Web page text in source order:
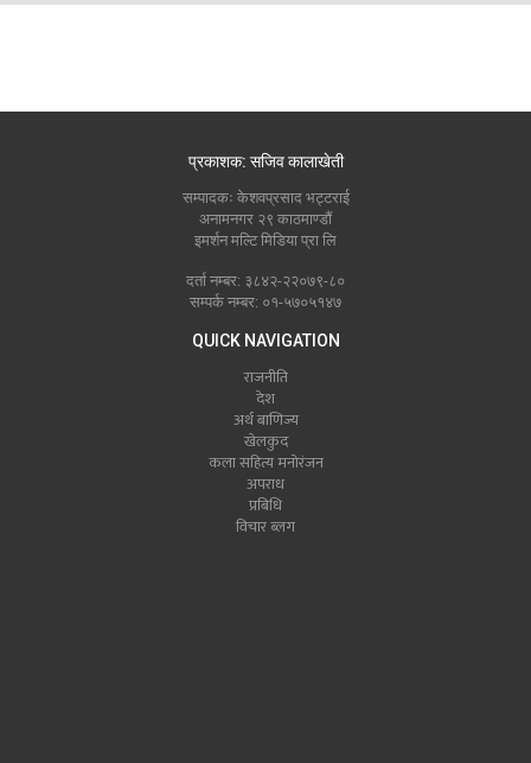
प्रकाशक: सजिव कालाखेती
सम्पादकः केशवप्रसाद भट्टराई
अनामनगर २९ काठमाण्डौं
इमर्शन मल्टि मिडिया प्रा लि
दर्ता नम्बर: ३८४२-२२०७९-८०
सम्पर्क नम्बर: ०१-५७०५१४७
QUICK NAVIGATION
राजनीति
देश
अर्थ बाणिज्य
खेलकुद
कला सहित्य मनोरंजन
अपराध
प्रबिधि
विचार ब्लग